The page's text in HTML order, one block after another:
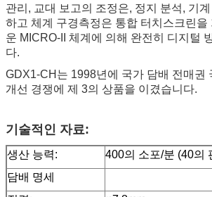
관리, 교대 보고의 조정은, 정지 분석, 기
하고 체계 구경측정은 통합 터치스크린을
운 MICRO-II 체계에 의해 완전히 디지털
다.
GDX1-CH는 1998년에 국가 담배 전매권
개선 경쟁에 제 3의 상품을 이겼습니다.
기술적인 자료:
생산 능력:
400의 소포/분 (40의
담배 명세